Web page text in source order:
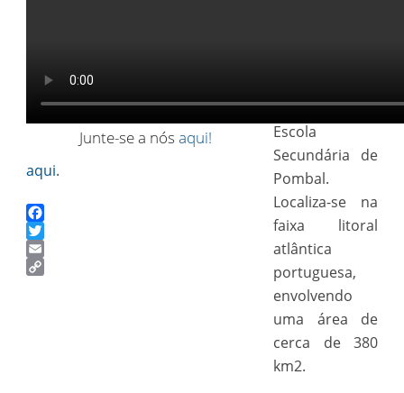
Junte-se a nósaqui!
aqui.
Facebook
Twitter
Email
Pombal, com a
Escola
Secundária de
Pombal.
Localiza-se na
faixa litoral
atlântica
portuguesa,
envolvendo
uma área de
cerca de 380
km2.